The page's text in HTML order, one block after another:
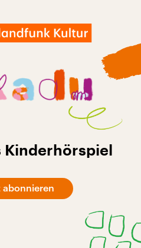
Kinderhörspiel
abonnieren